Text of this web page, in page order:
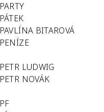
PARTY
PÁTEK
PAVLÍNA BITAROVÁ
PENÍZE
PETR LUDWIG
PETR NOVÁK
PF